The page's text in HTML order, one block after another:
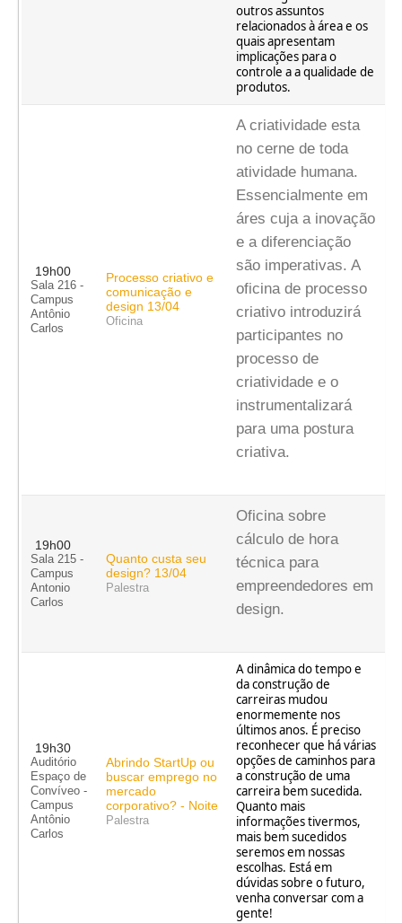
outros assuntos
relacionados à área e os
quais apresentam
implicações para o
controle a a qualidade de
produtos.
19h00
Sala 216 -
Campus
Antônio
Carlos
Processo criativo e
comunicação e
design 13/04
Oficina
A criatividade esta
no cerne de toda
atividade humana.
Essencialmente em
áres cuja a inovação
e a diferenciação
são imperativas. A
oficina de processo
criativo introduzirá
participantes no
processo de
criatividade e o
instrumentalizará
para uma postura
criativa.
19h00
Sala 215 -
Campus
Antonio
Carlos
Quanto custa seu
design? 13/04
Palestra
Oficina sobre
cálculo de hora
técnica para
empreendedores em
design.
19h30
Auditório
Espaço de
Convíveo -
Campus
Antônio
Carlos
Abrindo StartUp ou
buscar emprego no
mercado
corporativo? - Noite
Palestra
A dinâmica do tempo e
da construção de
carreiras mudou
enormemente nos
últimos anos. É preciso
reconhecer que há várias
opções de caminhos para
a construção de uma
carreira bem sucedida.
Quanto mais
informações tivermos,
mais bem sucedidos
seremos em nossas
escolhas. Está em
dúvidas sobre o futuro,
venha conversar com a
gente!